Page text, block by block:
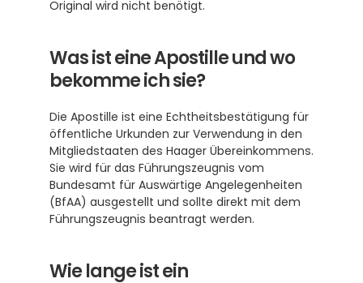
Original wird nicht benötigt.
Was ist eine Apostille und wo
bekomme ich sie?
Die Apostille ist eine Echtheitsbestätigung für
öffentliche Urkunden zur Verwendung in den
Mitgliedstaaten des Haager Übereinkommens.
Sie wird für das Führungszeugnis vom
Bundesamt für Auswärtige Angelegenheiten
(BfAA) ausgestellt und sollte direkt mit dem
Führungszeugnis beantragt werden.
Wie lange ist ein